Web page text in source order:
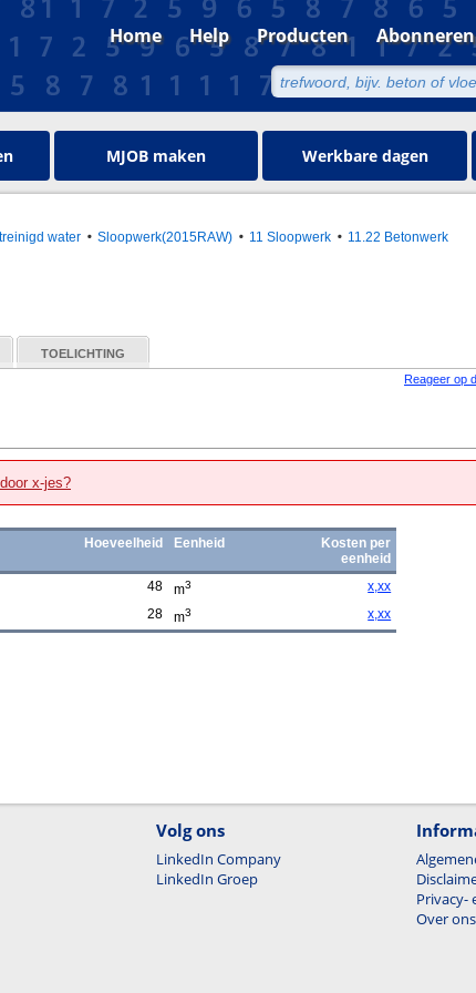
Home Help Producten Abonneren
MJOB maken Werkbare dagen
water Sloopwerk(2015RAW) 11 Sloopwerk
11.22 Betonwerk
TOELICHTING
Reageer op
x-jes?
Hoeveelheid Eenheid
Kosten per
eenheid
48 m3
x,xx
28 m3 x,xx
Volg ons
LinkedIn Company
LinkedIn Groep
Privacy-
Over ons